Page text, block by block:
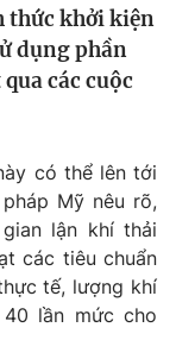
thức khởi kiện
dụng phần
các cuộc
có thể lên tới
Mỹ nêu rõ,
lận khí thải
các tiêu chuẩn
tế, lượng khí
lần mức cho